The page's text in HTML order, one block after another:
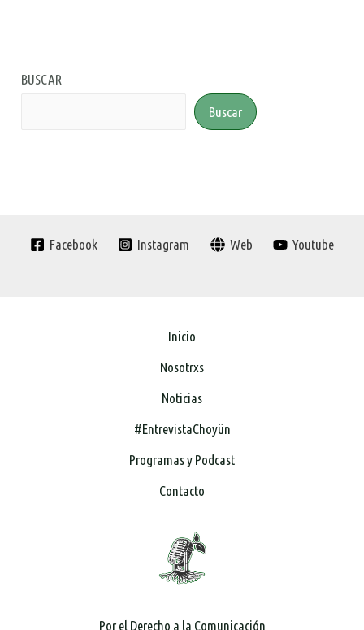
BUSCAR
Buscar
Facebook Instagram Web Youtube
Inicio
Nosotrxs
Noticias
#EntrevistaChoyün
Programas y Podcast
Contacto
Por el Derecho a la Comunicación